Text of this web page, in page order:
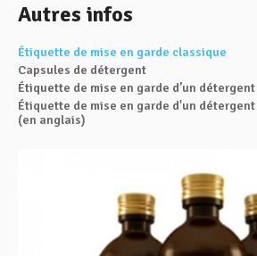
Autres infos
Étiquette de mise en garde classique
Capsules de détergent
Étiquette de mise en garde d’un détergent
Étiquette de mise en garde d'un
(en anglais)